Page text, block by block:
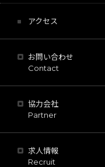
アクセス
お問い合わせ
Contact
協力会社
Partner
求人情報
Recruit